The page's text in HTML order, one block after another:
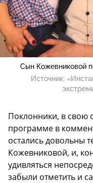
Сын Кожевниковой
Источник:
Поклонники, в свою
программе в
остались довольны
Кожевниковой, и,
удивляться
забыли отметить и